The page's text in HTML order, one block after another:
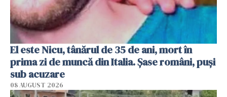
El este Nicu, tânărul de 35 de ani, mort în
prima zi de muncă din Italia. Șase români, puși
sub acuzare
08 AUGUST 2026